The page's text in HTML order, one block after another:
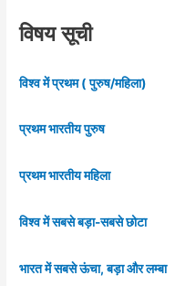
विषय सूची
विश्व में प्रथम ( पुरुष/महिला)
प्रथम भारतीय पुरुष
प्रथम भारतीय महिला
विश्व में सबसे बड़ा-सबसे छोटा
भारत में सबसे ऊंचा, बड़ा और लम्बा